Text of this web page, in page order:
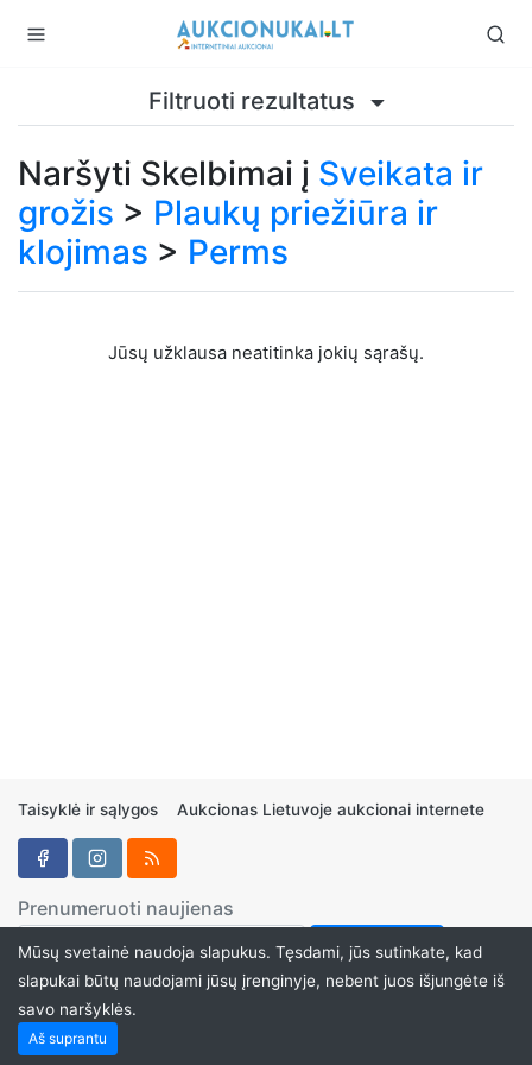
Filtruoti rezultatus
Naršyti Skelbimai į Sveikata ir
grožis > Plaukų priežiūra ir
klojimas > Perms
Jūsų užklausa neatitinka jokių sąrašų.
Taisyklė ir sąlygos Aukcionas Lietuvoje aukcionai internete
Prenumeruoti naujienas
Mūsų svetainė naudoja slapukus. Tęsdami, jūs sutinkate, kad
slapukai būtų naudojami jūsų įrenginyje, nebent juos išjungėte iš
savo naršyklės.
Aš suprantu